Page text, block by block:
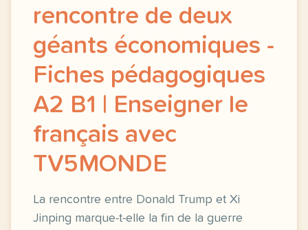
rencontre de deux
géants économiques -
Fiches pédagogiques
A2 B1 | Enseigner le
français avec
TV5MONDE
La rencontre entre Donald Trump et Xi
Jinping marque-t-elle la fin de la guerre